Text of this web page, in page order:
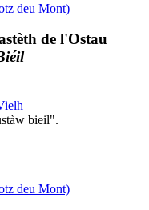
deu Mont)
de l'Ostau
bieil".
deu Mont)